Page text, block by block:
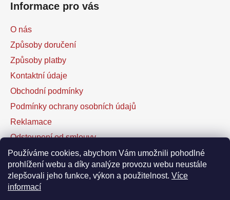
Používáme cookies, abychom Vám umožnili pohodlné
prohlížení webu a díky analýze provozu webu neustále
zlepšovali jeho funkce, výkon a použitelnost. Více
informací
Informace pro vás
O nás
Způsoby doručení
Způsoby platby
Kontaktní údaje
Obchodní podmínky
Podmínky ochrany osobních údajů
Reklamace
Odstoupení od smlouvy
Kontaktní formulář
Facebook